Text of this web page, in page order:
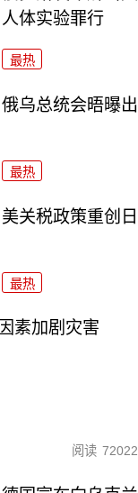
人体实验罪行
最热
俄乌总统会晤曝
最热
美关税政策重创
最热
素加剧灾害
阅读 72022